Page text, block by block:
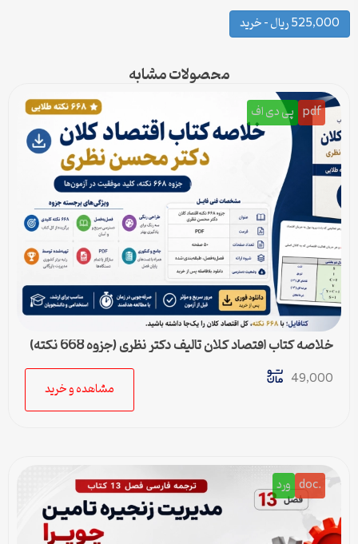
525,000 ریال – خرید
محصولات مشابه
pdf پی دی اف
خلاصه کتاب اقتصاد کلان تالیف دکتر نظری (جزوه 668 نکته)
49,000
مشاهده و خرید
.doc ورد